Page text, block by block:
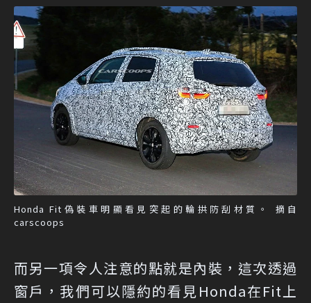
Honda Fit偽裝車明顯看見突起的輪拱防刮材質。 摘自
carscoops
而另一項令人注意的點就是內裝，這次透過
窗戶，我們可以隱約的看見Honda在Fit上